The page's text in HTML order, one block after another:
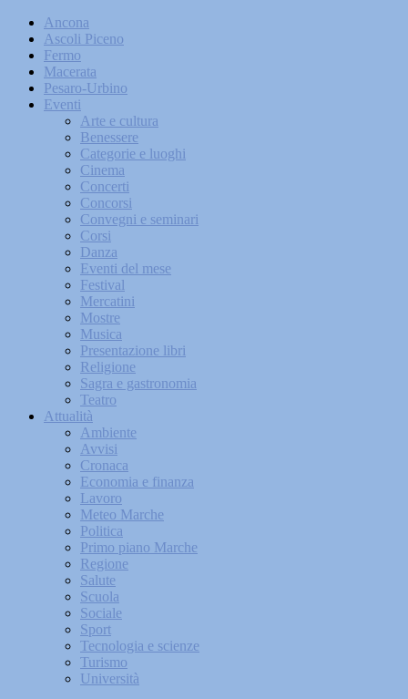
Ancona
Ascoli Piceno
Fermo
Macerata
Pesaro-Urbino
Eventi
Arte e cultura
Benessere
Categorie e luoghi
Cinema
Concerti
Concorsi
Convegni e seminari
Corsi
Danza
Eventi del mese
Festival
Mercatini
Mostre
Musica
Presentazione libri
Religione
Sagra e gastronomia
Teatro
Attualità
Ambiente
Avvisi
Cronaca
Economia e finanza
Lavoro
Meteo Marche
Politica
Primo piano Marche
Regione
Salute
Scuola
Sociale
Sport
Tecnologia e scienze
Turismo
Università